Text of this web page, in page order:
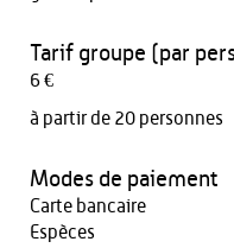
Tarif groupe (par
6 €
à partir de 20 personnes
Modes de paiement
Carte bancaire
Espèces